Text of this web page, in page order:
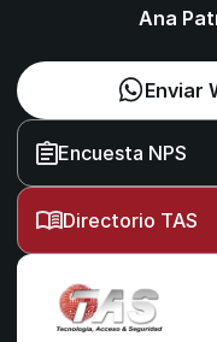
Ana
Enviar
Encuesta NPS
Directorio TAS